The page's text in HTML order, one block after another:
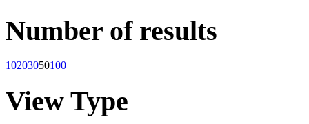
Number of results
10203050100
View Type